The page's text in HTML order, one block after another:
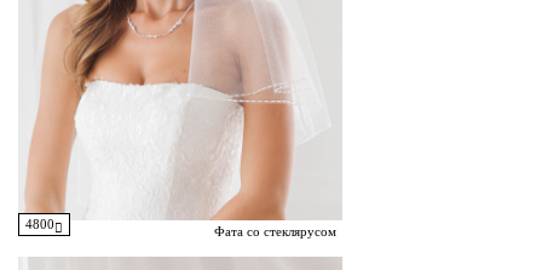
4800 Фата со стеклярусом